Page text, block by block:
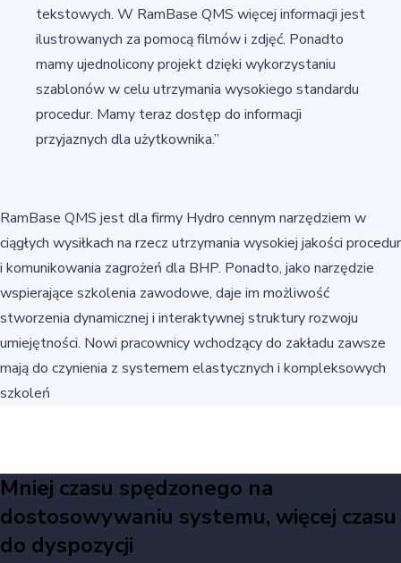
tekstowych. W RamBase QMS więcej informacji jest
ilustrowanych za pomocą filmów i zdjęć. Ponadto
mamy ujednolicony projekt dzięki wykorzystaniu
szablonów w celu utrzymania wysokiego standardu
procedur. Mamy teraz dostęp do informacji
przyjaznych dla użytkownika.”
RamBase QMS jest dla firmy Hydro cennym narzędziem w
ciągłych wysiłkach na rzecz utrzymania wysokiej jakości procedur
i komunikowania zagrożeń dla BHP. Ponadto, jako narzędzie
wspierające szkolenia zawodowe, daje im możliwość
stworzenia dynamicznej i interaktywnej struktury rozwoju
umiejętności. Nowi pracownicy wchodzący do zakładu zawsze
mają do czynienia z systemem elastycznych i kompleksowych
szkoleń
Mniej czasu spędzonego na
dostosowywaniu systemu, więcej czasu
do dyspozycji